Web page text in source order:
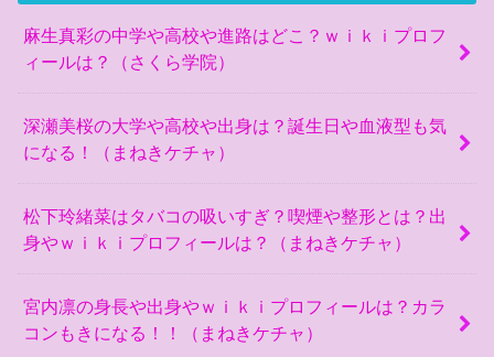
麻生真彩の中学や高校や進路はどこ？ｗｉｋｉプロフ
ィールは？（さくら学院）
深瀬美桜の大学や高校や出身は？誕生日や血液型も気
になる！（まねきケチャ）
松下玲緒菜はタバコの吸いすぎ？喫煙や整形とは？出
身やｗｉｋｉプロフィールは？（まねきケチャ）
宮内凛の身長や出身やｗｉｋｉプロフィールは？カラ
コンもきになる！！（まねきケチャ）